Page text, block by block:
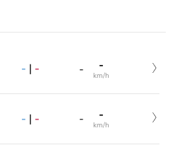
- | - - -
km/h
- | - - -
km/h